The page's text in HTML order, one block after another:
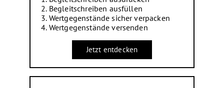
Begleitschreiben ausfüllen
Wertgegenstände sicher verpacken
Wertgegenstände versenden
Jetzt entdecken